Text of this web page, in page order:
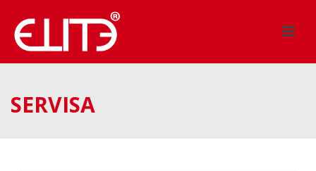
SERVISA